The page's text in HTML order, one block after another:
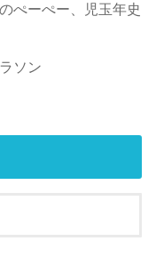
ぺーぺー、児玉年史
ソン